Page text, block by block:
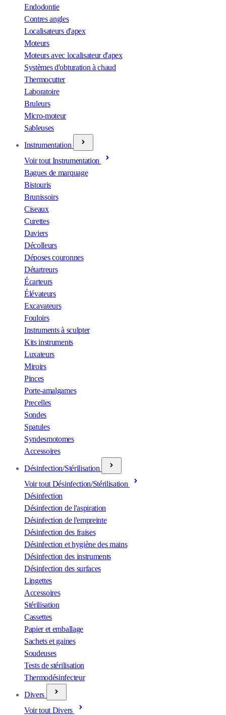
Endodontie
Contres angles
Localisateurs d'apex
Moteurs
Moteurs avec localisateur d'apex
Systèmes d'obturation à chaud
Thermocutter
Laboratoire
Bruleurs
Micro-moteur
Sableuses
Instrumentation
Voir tout Instrumentation
Bagues de marquage
Bistouris
Brunissoirs
Ciseaux
Curettes
Daviers
Décolleurs
Déposes couronnes
Détartreurs
Écarteurs
Élévateurs
Excavateurs
Fouloirs
Instruments à sculpter
Kits instruments
Luxateurs
Miroirs
Pinces
Porte-amalgames
Precelles
Sondes
Spatules
Syndesmotomes
Accessoires
Désinfection/Stérilisation
Voir tout Désinfection/Stérilisation
Désinfection
Désinfection de l'aspiration
Désinfection de l'empreinte
Désinfection des fraises
Désinfection et hygiène des mains
Désinfection des instruments
Désinfection des surfaces
Lingettes
Accessoires
Stérilisation
Cassettes
Papier et emballage
Sachets et gaines
Soudeuses
Tests de stérilisation
Thermodésinfecteur
Divers
Voir tout Divers